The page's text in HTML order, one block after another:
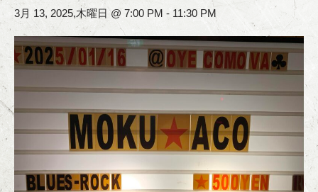
3月 13, 2025,木曜日 @ 7:00 PM - 11:30 PM